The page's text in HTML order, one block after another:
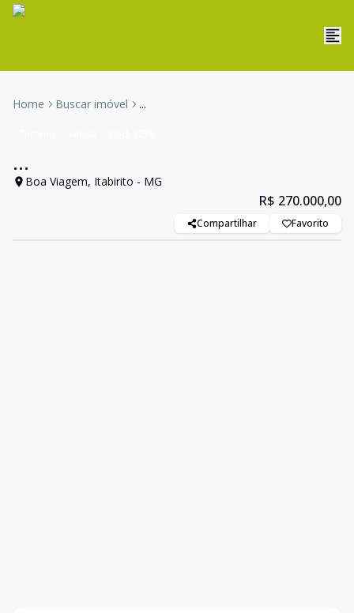
Home Buscar imóvel ...
...
Boa Viagem, Itabirito - MG
R$ 270.000,00
Compartilhar Favorito